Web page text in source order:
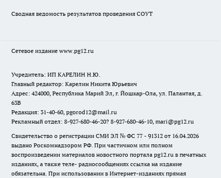
Сводная ведомость результатов проведения СОУТ
Сетевое издание www.pg12.ru
Учредитель: ИП КАРЕЛИН Н.Ю.
Главный редактор: Карелин Никита Юрьевич
Адрес: 424000, Республика Марий Эл, г. Йошкар-Ола, ул. Палантая, д.
63В
Редакция: 31-40-60, pgorod12@mail.ru
Рекламный отдел: 8-927-680-46-20? 8-927-680-46-10, mari@pg12.ru
Свидетельство о регистрации СМИ ЭЛ № ФС 77 - 91312 от 16.04.2026
выдано Роскомнадзором РФ. При частичном или полном
воспроизведении материалов новостного портала pg12.ru в печатных
изданиях, а также теле- радиосообщениях ссылка на издание
обязательна. При использовании в Интернет-изданиях прямая